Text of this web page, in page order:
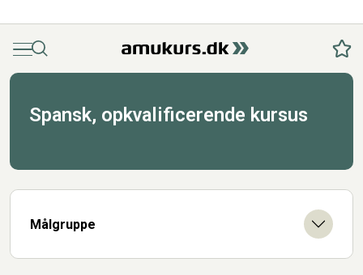
MenuSøg
Spansk, opkvalificerende kursus
Målgruppe